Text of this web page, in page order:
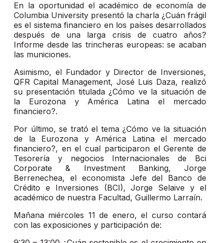
En la oportunidad el académico de economía de
Columbia University presentó la charla ¿Cuán frágil
es el sistema financiero en los países desarrollados
después de una larga crisis de cuatro años?
Informe desde las trincheras europeas: se acaban
las municiones.
Asimismo, el Fundador y Director de Inversiones,
QFR Capital Management, José Luis Daza, realizó
su presentación titulada ¿Cómo ve la situación de
la Eurozona y América Latina el mercado
financiero?.
Por último, se trató el tema ¿Cómo ve la situación
de la Eurozona y América Latina el mercado
financiero?, en el cual participaron el Gerente de
Tesorería y negocios Internacionales de Bci
Corporate & Investment Banking, Jorge
Berrenechea, el economista Jefe del Banco de
Crédito e Inversiones (BCI), Jorge Selaive y el
académico de nuestra Facultad, Guillermo Larraín.
Mañana miércoles 11 de enero, el curso contará
con las exposiciones y participación de: